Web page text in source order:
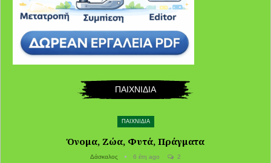
ΠΑΙΧΝΙΔΙΑ
ΠΑΙΧΝΙΔΙΑ
Όνομα, Ζώα, Φυτά, Πράγματα
Δάσκαλος 6 έτη ago 2